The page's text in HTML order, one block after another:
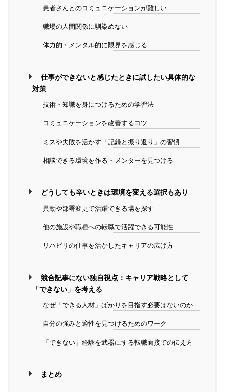
患者さんとのコミュニケーションが難しい
職場の人間関係に馴染めない
体力的・メンタル的に限界を感じる
仕事ができないと感じたときに試したい具体的な
対策
技術・知識を身につけるための学習法
コミュニケーションを改善するコツ
ミスや失敗を活かす「記録と振り返り」の習慣
相談できる環境を作る・メンターを見つける
どうしても辛いときは環境を変える選択もあり
異動や部署変更で活躍できる場を探す
他の施設や職種への転職で活躍できる可能性
リハビリの仕事を活かしたキャリアの広げ方
競合記事にない独自視点：キャリア戦略として
「できない」を考える
なぜ「できる人材」ばかりを目指す必要はないのか
自分の強みと適性を見つけるためのワーク
「できない」経験を武器にする転職面接での伝え方
まとめ